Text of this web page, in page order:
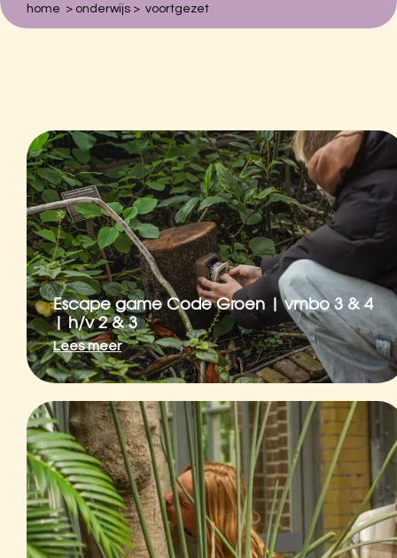
Zoeken naar:
1018DD Amsterdam
020-6259021
home > onderwijs > voortgezet
Escape game Code Groen | vmbo 3 & 4
| h/v 2 & 3
Lees meer